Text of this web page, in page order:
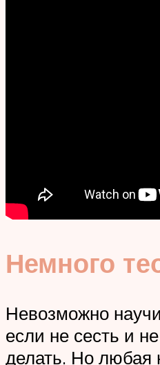
Немного
Невозможно
если не сесть и
делать. Но любая